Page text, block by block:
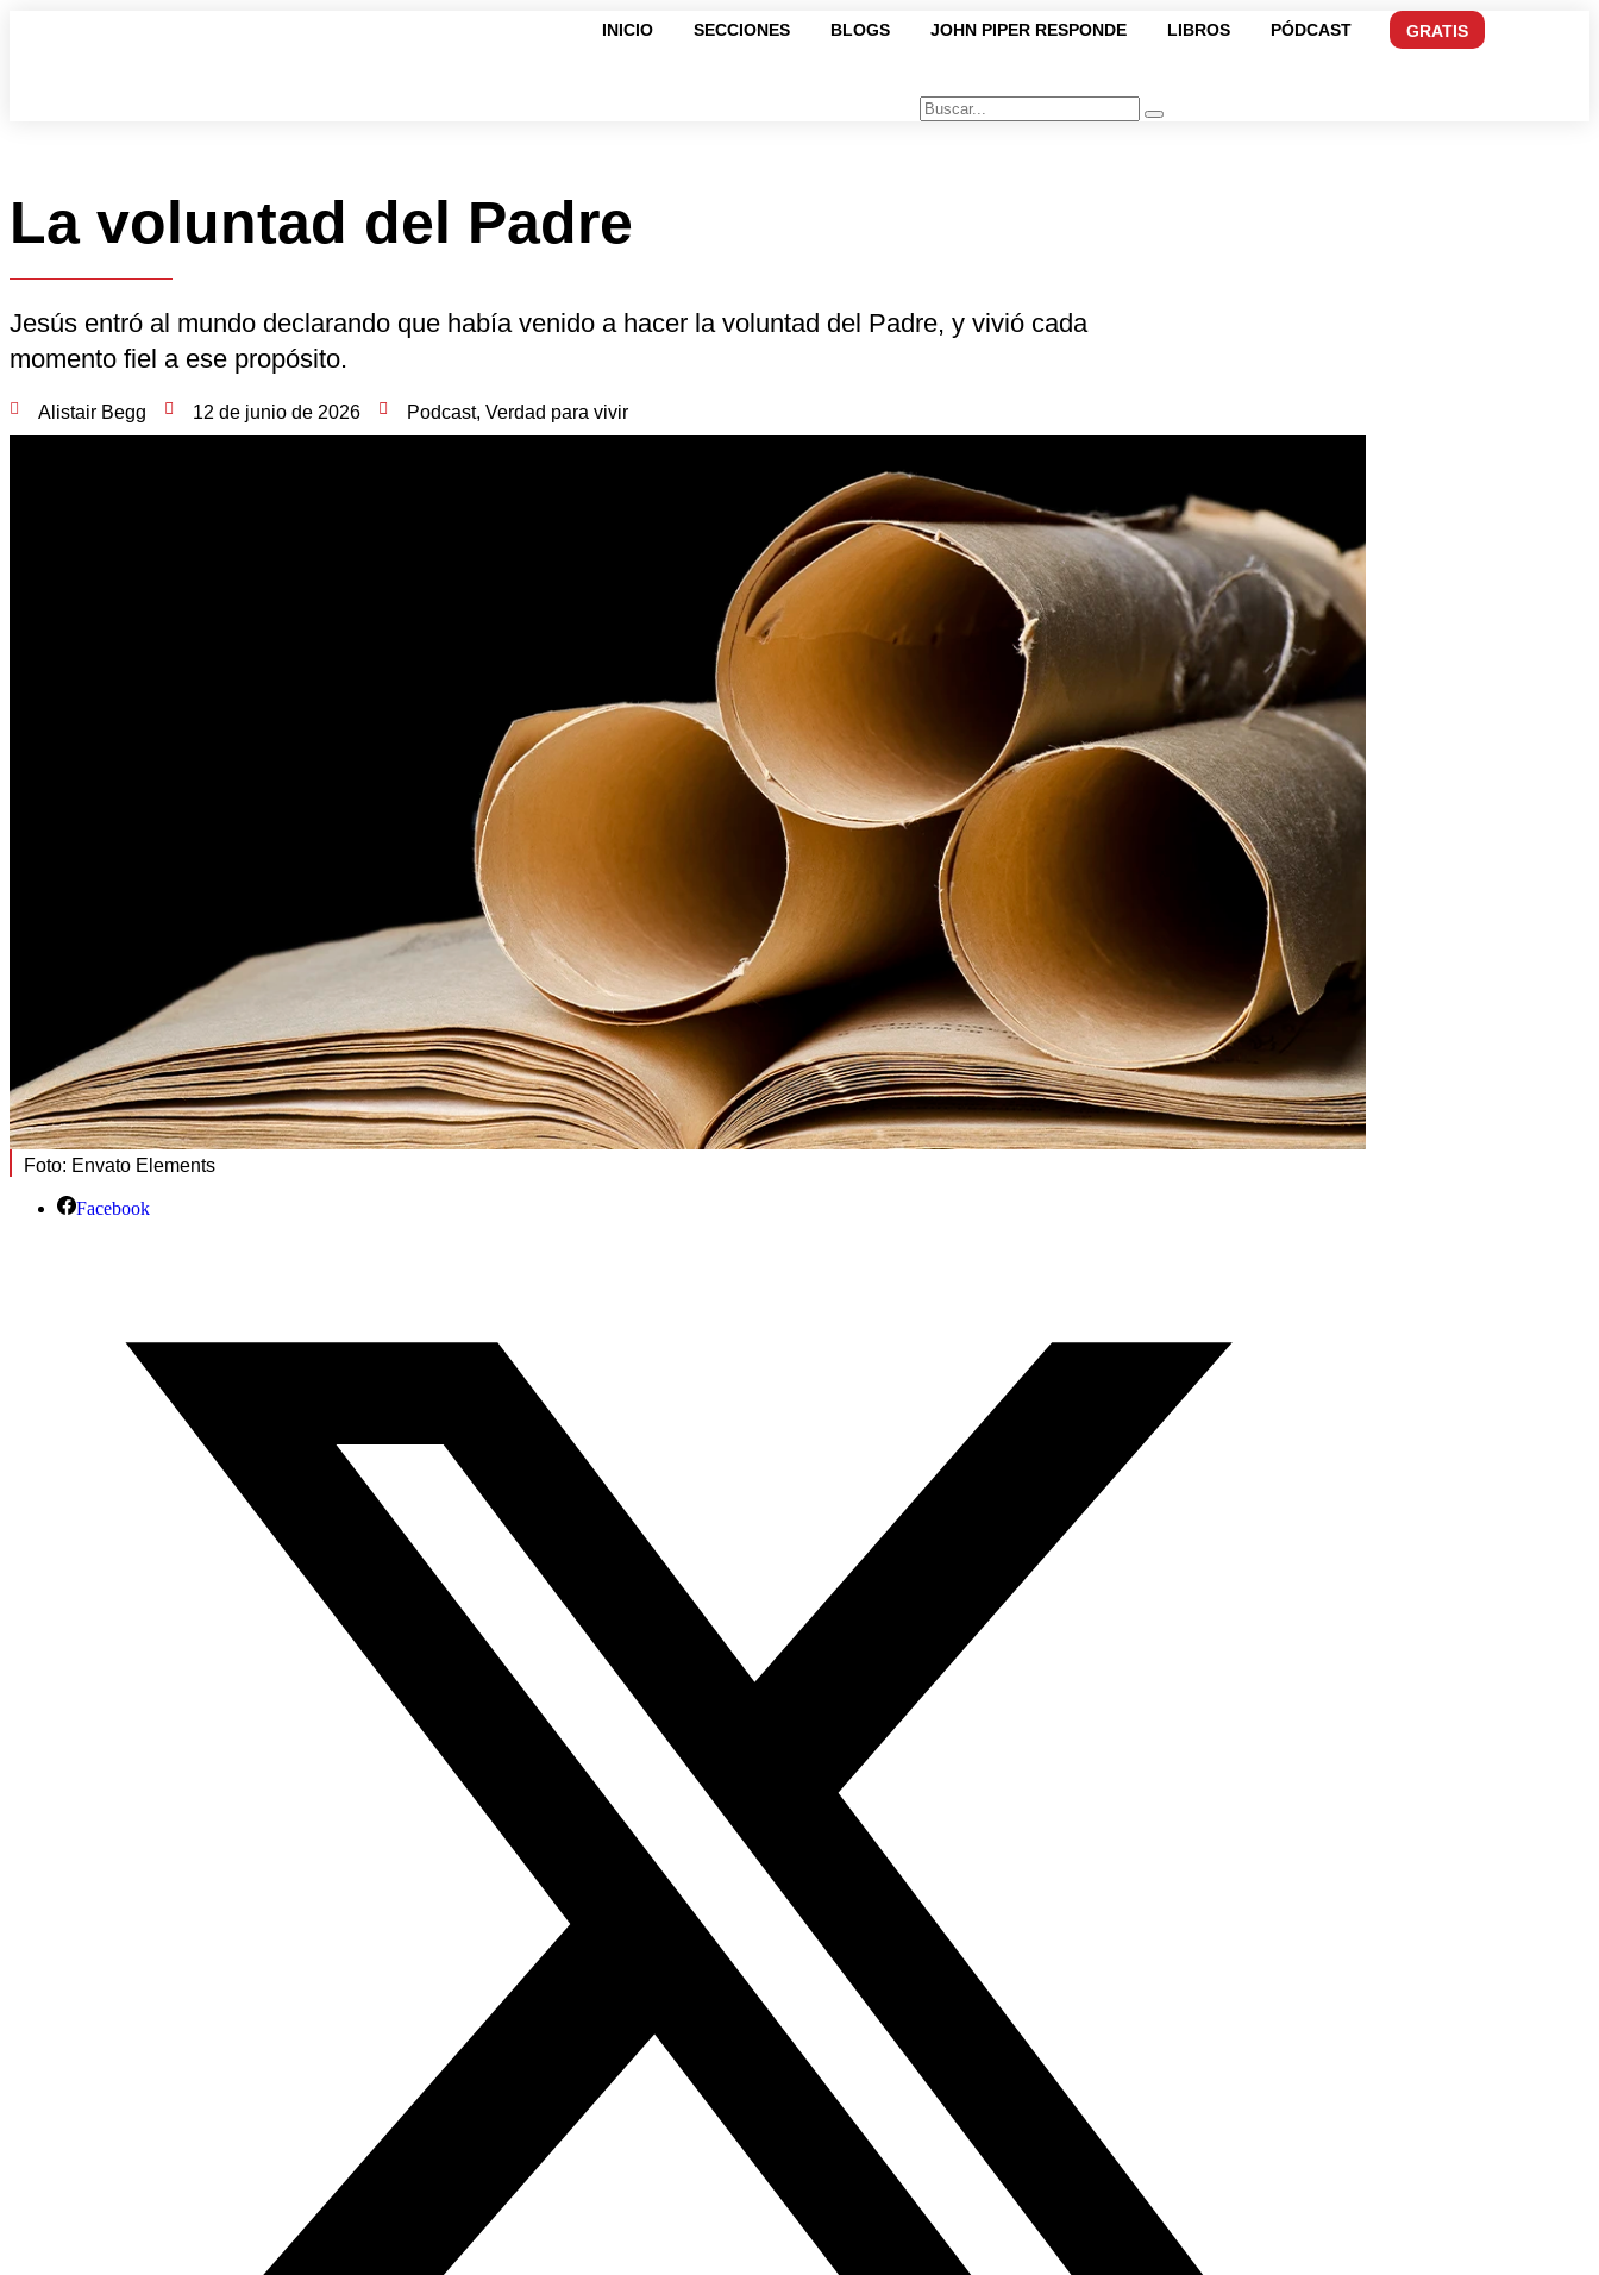
INICIO SECCIONES BLOGS JOHN PIPER RESPONDE LIBROS PÓDCAST GRATIS
La voluntad del Padre
Jesús entró al mundo declarando que había venido a hacer la voluntad del Padre, y vivió cada
momento fiel a ese propósito.
Alistair Begg 12 de junio de 2026 Podcast, Verdad para vivir
Foto: Envato Elements
Facebook